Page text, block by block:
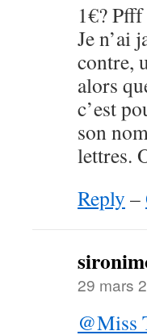
1€?
Je n’ai
contre,
alors
c’est
son
lettres.
Reply –
29 mars
@Miss